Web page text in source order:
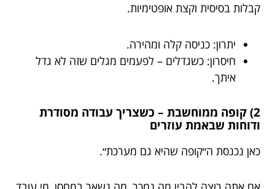
קבלות בסיסית וקצת אופטימיות.
יתרון: כניסה קלה ומהירה.
חיסרון: כשגדלים – לפעמים מגלים שזה לא גדל
איתך.
2) קופה ממוחשבת – כשצריך עבודה מסודרת
ודוחות שבאמת עוזרים
כאן נכנסת ה״קופה שהיא גם מערכת״.